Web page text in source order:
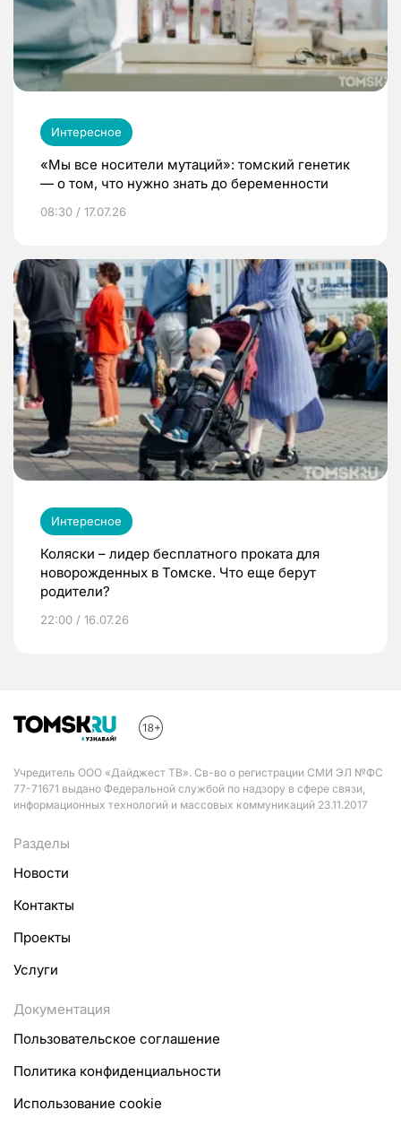
Интересное
«Мы все носители мутаций»: томский генетик
— о том, что нужно знать до беременности
08:30 / 17.07.26
Интересное
Коляски – лидер бесплатного проката для
новорожденных в Томске. Что еще берут
родители?
22:00 / 16.07.26
Учредитель ООО «Дайджест ТВ». Св-во о регистрации СМИ ЭЛ №ФС
77-71671 выдано Федеральной службой по надзору в сфере связи,
информационных технологий и массовых коммуникаций 23.11.2017
Разделы
Новости
Контакты
Проекты
Услуги
Документация
Пользовательское соглашение
Политика конфиденциальности
Использование cookie